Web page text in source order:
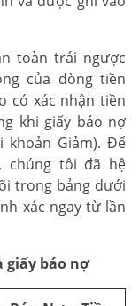
toàn trái ngược
của dòng tiền
có xác nhận tiền
khi giấy báo nợ
khoản Giảm). Để
chúng tôi đã hệ
trong bảng dưới
xác ngay từ lần
giấy báo nợ